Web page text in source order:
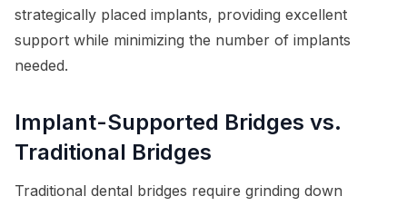
strategically placed implants, providing excellent
support while minimizing the number of implants
needed.
Implant-Supported Bridges vs.
Traditional Bridges
Traditional dental bridges require grinding down